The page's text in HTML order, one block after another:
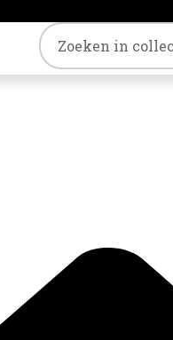
Trefwoord